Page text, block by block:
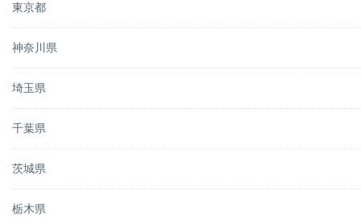
東京都
神奈川県
埼玉県
千葉県
茨城県
栃木県